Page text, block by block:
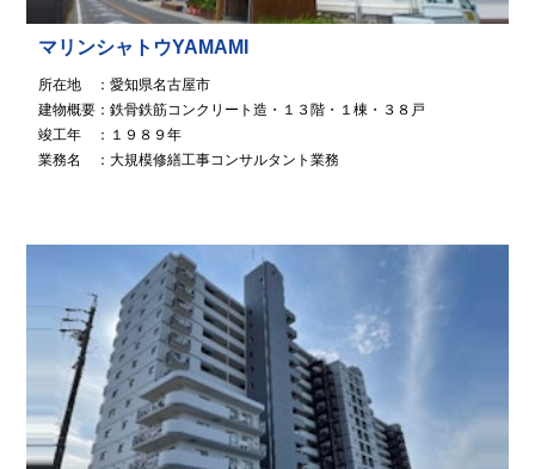
マリンシャトウYAMAMI
所在地 ：愛知県名古屋市
建物概要：鉄骨鉄筋コンクリート造・１３階・１棟・３８戸
竣工年 ：１９８９年
業務名 ：大規模修繕工事コンサルタント業務